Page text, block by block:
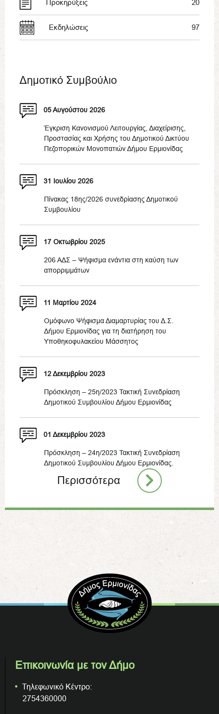
Προκηρύξεις 20
Εκδηλώσεις 97
Δημοτικό Συμβούλιο
05 Αυγούστου 2026
Έγκριση Κανονισμού Λειτουργίας, Διαχείρισης,
Προστασίας και Χρήσης του Δημοτικού Δικτύου
Πεζοπορικών Μονοπατιών Δήμου Ερμιονίδας
31 Ιουλίου 2026
Πίνακας 18ης/2026 συνεδρίασης Δημοτικού
Συμβουλίου
17 Οκτωβρίου 2025
206 ΑΔΣ – Ψήφισμα ενάντια στη καύση των
απορριμμάτων
11 Μαρτίου 2024
Ομόφωνο Ψήφισμα Διαμαρτυρίας του Δ.Σ.
Δήμου Ερμιονίδας για τη διατήρηση του
Υποθηκοφυλακείου Μάσσητος
12 Δεκεμβρίου 2023
Πρόσκληση – 25η/2023 Τακτική Συνεδρίαση
Δημοτικού Συμβουλίου Δήμου Ερμιονίδας
01 Δεκεμβρίου 2023
Πρόσκληση – 24η/2023 Τακτική Συνεδρίαση
Δημοτικού Συμβουλίου Δήμου Ερμιονίδας.
Περισσότερα
Επικοινωνία με τον Δήμο
Τηλεφωνικό Κέντρο:
2754360000